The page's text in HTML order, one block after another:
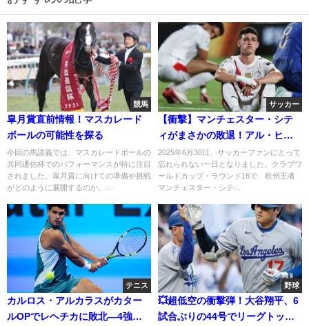
競馬
皐月賞直前情報！マスカレード
ボールの可能性を探る
今回の馬談義では、マスカレードボールの
共同通信杯でのパフォーマンスが特に注目
されました。皐月賞に向けての準備や挑戦
がどのように展開するのか、...
サッカー
【衝撃】マンチェスター・シテ
ィがまさかの敗退！アル・ヒラ
ルの快進撃に世界が驚愕【クラ
ブW杯】
2025年6月30日、サッカーファンにとって
忘れられない一日となりました。クラブワ
ールドカップ・ラウンド16で、欧州王者
マンチェスター・シテ...
テニス
カルロス・アルカラスがカター
ルOPでレヘチカに敗北—4強進
野球
💥超低空の衝撃弾！大谷翔平、6
試合ぶりの44号でリーグトップ